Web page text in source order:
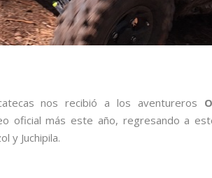
nos recibió a los aventureros
oficial más este año, regresando a
y Juchipila.